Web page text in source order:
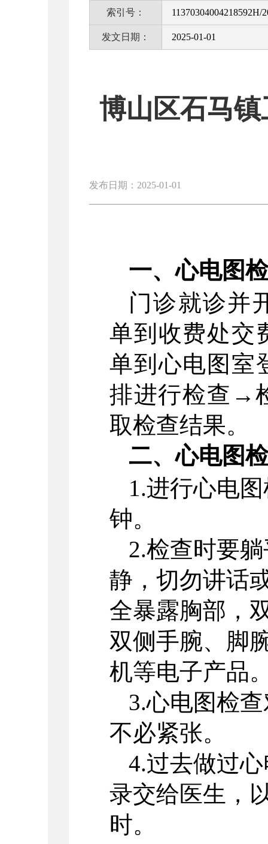
索引号： 11370304004218592H/
发文日期： 2025-01-01
博山区石马
发布日期：2025-01-01
一、心电图
门诊就诊并
单到收费处交
单到心电图室
排进行检查→
取检查结果。
二、心电图
1.进行心电
钟。
2.检查时要
静，切勿讲话
全暴露胸部，
双侧手腕、脚
机等电子产品
3.心电图检
不必紧张。
4.过去做过
录交给医生，
时。